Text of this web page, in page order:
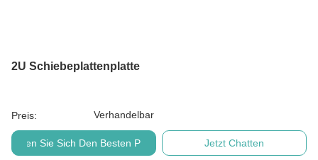
2U Schiebeplattenplatte
Preis: Verhandelbar
Holen Sie Sich Den Besten Preis Jetzt Chatten